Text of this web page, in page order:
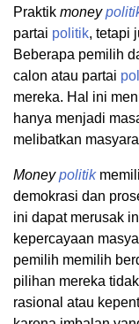
Praktik money
partai politik, tetapi
Beberapa pemilih
calon atau partai
mereka. Hal ini
hanya menjadi
melibatkan
Moneypolitik
demokrasi dan
ini dapat merusak
kepercayaan
pemilih memilih
pilihan mereka
rasional atau